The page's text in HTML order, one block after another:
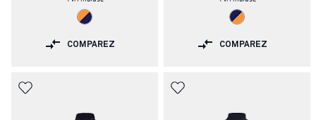
COMPAREZ COMPAREZ